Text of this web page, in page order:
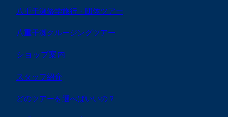
八重干瀬修学旅行・団体ツアー
八重干瀬クルージングツアー
ショップ案内
スタッフ紹介
どのツアーを選べばいいの？